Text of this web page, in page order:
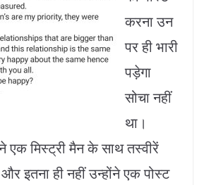
करना उन
पर ही भारी
पड़ेगा
सोचा नहीं
था।
मिस्ट्री मैन के साथ तस्वीरें
इतना ही नहीं उन्होंने एक पोस्ट